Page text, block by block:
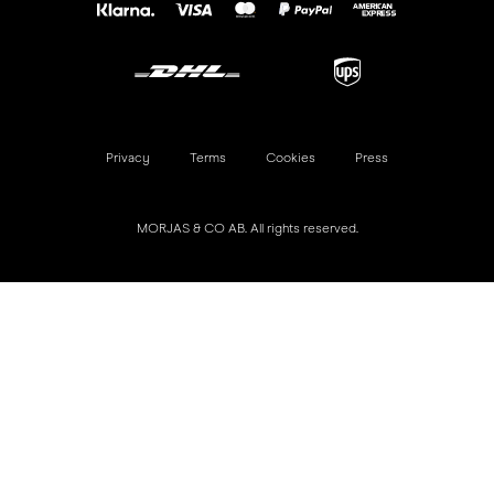
MORJAS & CO AB. All rights reserved.
Privacy Terms Cookies Press